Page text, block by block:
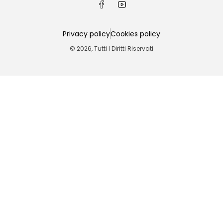
Privacy policyCookies policy
© 2026, Tutti I Diritti Riservati